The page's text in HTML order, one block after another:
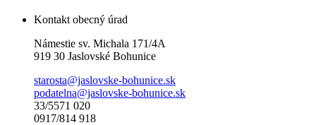
Kontakt obecný úrad
Námestie sv. Michala 171/4A
919 30 Jaslovské Bohunice
starosta@jaslovske-bohunice.sk
podatelna@jaslovske-bohunice.sk
33/5571 020
0917/814 918